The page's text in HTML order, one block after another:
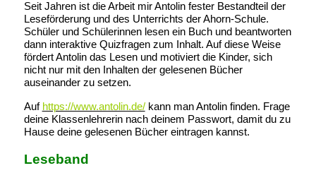
Seit Jahren ist die Arbeit mir Antolin fester Bestandteil der
Leseförderung und des Unterrichts der Ahorn-Schule.
Schüler und Schülerinnen lesen ein Buch und beantworten
dann interaktive Quizfragen zum Inhalt. Auf diese Weise
fördert Antolin das Lesen und motiviert die Kinder, sich
nicht nur mit den Inhalten der gelesenen Bücher
auseinander zu setzen.
Auf https://www.antolin.de/kann man Antolin finden. Frage
deine Klassenlehrerin nach deinem Passwort, damit du zu
Hause deine gelesenen Bücher eintragen kannst.
Leseband